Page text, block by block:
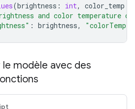
(brightness : int, color_temp
and color temperature
: brightness,
modèle avec des